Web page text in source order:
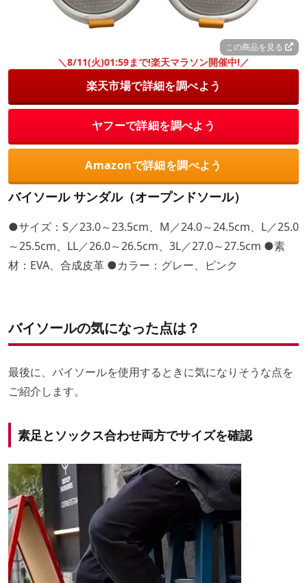
この商品を見る
＼8/11(火)01:59まで!楽天マラソン開催中!／
楽天市場で詳細を調べよう
ヤフーで詳細を調べよう
Amazonで詳細を調べよう
バイソール サンダル（オープンドソール）
●サイズ：S／23.0～23.5cm、M／24.0～24.5cm、L／25.0
～25.5cm、LL／26.0～26.5cm、3L／27.0～27.5cm ●素
材：EVA、合成皮革 ●カラー：グレー、ピンク
バイソールの気になった点は？
最後に、バイソールを使用するときに気になりそうな点を
ご紹介します。
素足とソックス合わせ両方でサイズを確認